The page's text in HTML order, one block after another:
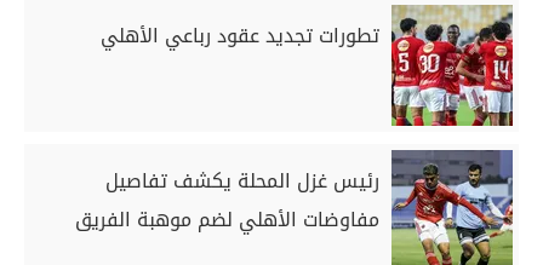
تطورات تجديد عقود رباعي الأهلي
رئيس غزل المحلة يكشف تفاصيل
مفاوضات الأهلي لضم موهبة الفريق